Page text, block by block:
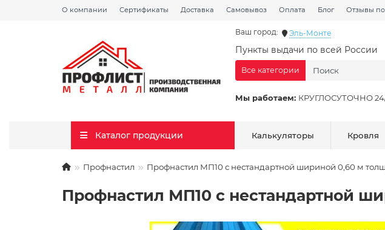
О компании Сертификаты Доставка Самовывоз Оплата Блог Отзывы
Ваш город: Эль-Монте
Пункты выдачи по всей России
Мы работаем: КРУГЛОСУТОЧНО
Все категории
Каталог продукции Калькуляторы Кровля
Профнастил Профнастил МП10 с нестандартной шириной 0,60 м
Профнастил МП10 с нестандартной